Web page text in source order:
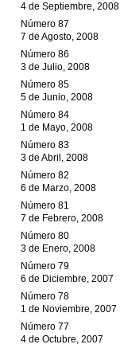
4 de Septiembre, 2008
Número 87
7 de Agosto, 2008
Número 86
3 de Julio, 2008
Número 85
5 de Junio, 2008
Número 84
1 de Mayo, 2008
Número 83
3 de Abril, 2008
Número 82
6 de Marzo, 2008
Número 81
7 de Febrero, 2008
Número 80
3 de Enero, 2008
Número 79
6 de Diciembre, 2007
Número 78
1 de Noviembre, 2007
Número 77
4 de Octubre, 2007